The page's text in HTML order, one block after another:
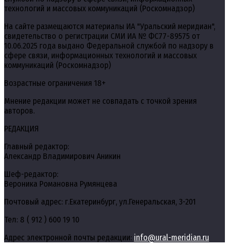
технологий и массовых коммуникаций (Роскомнадзор)
На сайте размещаются материалы ИА "Уральский меридиан",
свидетельство о регистрации СМИ ИА № ФС77-89575 от
10.06.2025 года выдано Федеральной службой по надзору в
сфере связи, информационных технологий и массовых
коммуникаций (Роскомнадзор)
Возрастные ограничения 18+
Мнение редакции может не совпадать с точкой зрения
авторов.
РЕДАКЦИЯ
Главный редактор:
Александр Владимирович Аникин
Шеф-редактор:
Вероника Романовна Румянцева
Почтовый адрес: г.Екатеринбург, ул.Генеральская, 3-201
Тел: 8 ( 912 ) 600 19 10
Адрес электронной почты редакции: info@ural-meridian.ru